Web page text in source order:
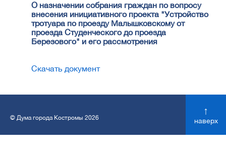
О назначении собрания граждан по вопросу
внесения инициативного проекта "Устройство
тротуара по проезду Малышковскому от
проезда Студенческого до проезда
Березового" и его рассмотрения
Скачать документ
© Дума города Костромы 2026
↑
наверх